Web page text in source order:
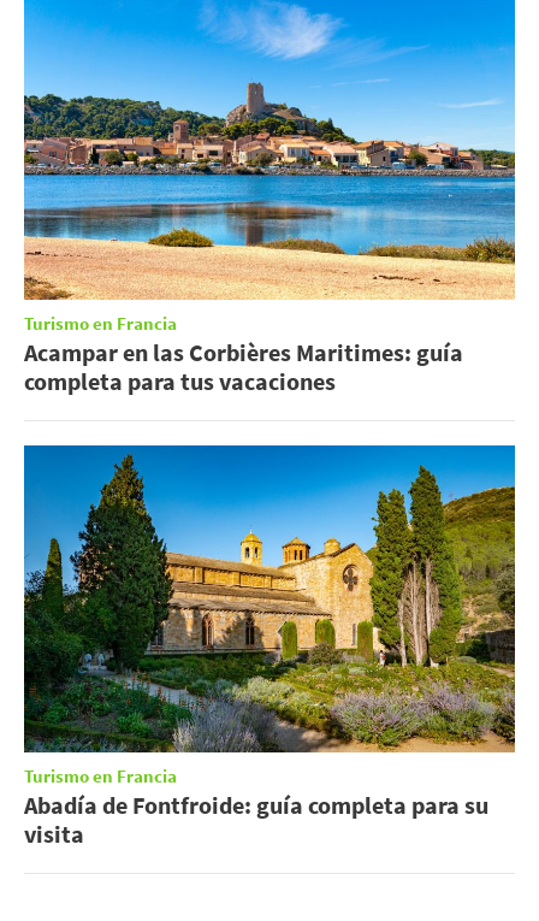
Turismo en Francia
Acampar en las Corbières Maritimes: guía
completa para tus vacaciones
Turismo en Francia
Abadía de Fontfroide: guía completa para su
visita